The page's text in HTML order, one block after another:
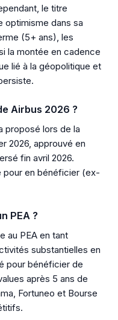
le titre
optimisme dans sa
(5+ ans), les
la montée en cadence
lié à la géopolitique et
Airbus 2026 ?
proposé lors de la
2026, approuvé en
fin avril 2026.
en bénéficier (ex-
PEA ?
au PEA en tant
substantielles en
pour bénéficier de
après 5 ans de
Fortuneo et Bourse